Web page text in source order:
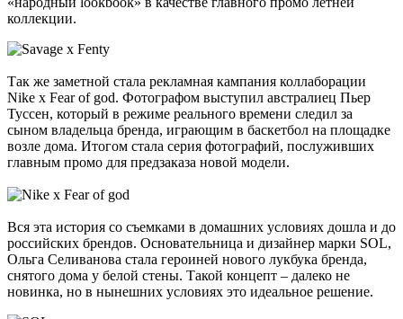
коллекции.
Так же заметной стала рекламная кампания коллаборации
Nike x Fear of god. Фотографом выступил австралиец Пьер
Туссен, который в режиме реального времени следил за
сыном владельца бренда, играющим в баскетбол на площадке
возле дома. Итогом стала серия фотографий, послуживших
главным промо для предзаказа новой модели.
Вся эта история со съемками в домашних условиях дошла и до
российских брендов. Основательница и дизайнер марки SOL,
Ольга Селиванова стала героиней нового лукбука бренда,
снятого дома у белой стены. Такой концепт – далеко не
новинка, но в нынешних условиях это идеальное решение.